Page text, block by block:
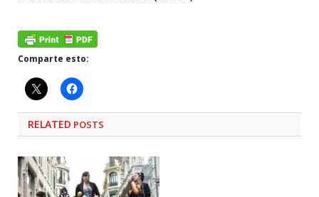
Comparte esto:
RELATED POSTS